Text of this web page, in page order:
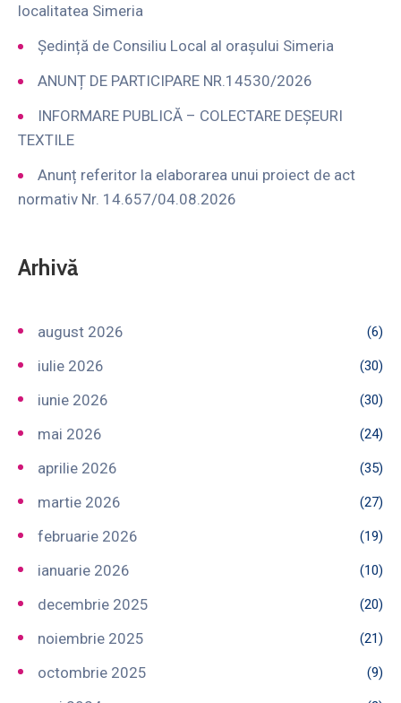
localitatea Simeria
Ședință de Consiliu Local al orașului Simeria
ANUNȚ DE PARTICIPARE NR.14530/2026
INFORMARE PUBLICĂ – COLECTARE DEȘEURI
TEXTILE
Anunț referitor la elaborarea unui proiect de act
normativ Nr. 14.657/04.08.2026
Arhivă
august 2026 (6)
iulie 2026 (30)
iunie 2026 (30)
mai 2026 (24)
aprilie 2026 (35)
martie 2026 (27)
februarie 2026 (19)
ianuarie 2026 (10)
decembrie 2025 (20)
noiembrie 2025 (21)
octombrie 2025 (9)